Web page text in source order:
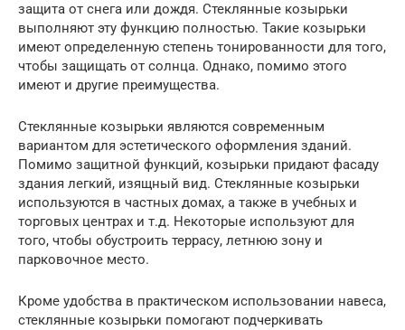
защита от снега или дождя. Стеклянные козырьки
выполняют эту функцию полностью. Такие козырьки
имеют определенную степень тонированности для того,
чтобы защищать от солнца. Однако, помимо этого
имеют и другие преимущества.
Стеклянные козырьки являются современным
вариантом для эстетического оформления зданий.
Помимо защитной функций, козырьки придают фасаду
здания легкий, изящный вид. Стеклянные козырьки
используются в частных домах, а также в учебных и
торговых центрах и т.д. Некоторые используют для
того, чтобы обустроить террасу, летнюю зону и
парковочное место.
Кроме удобства в практическом использовании навеса,
стеклянные козырьки помогают подчеркивать